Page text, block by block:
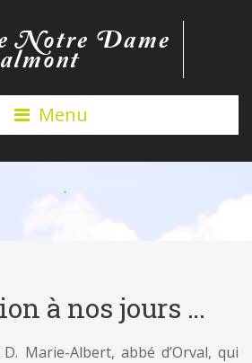
Menu
à nos jours …
Marie-Albert, abbé d’Orval, qui